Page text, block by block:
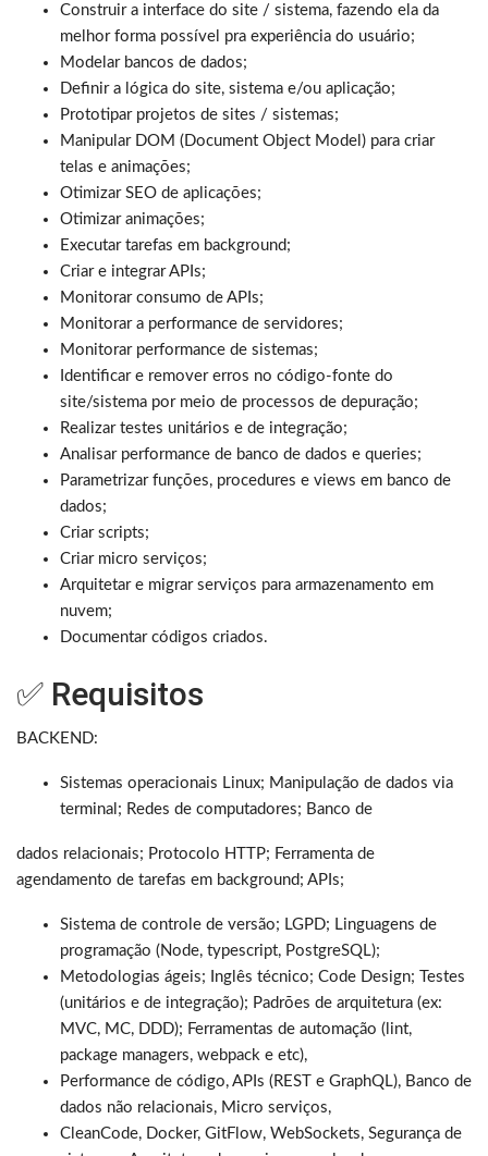
Construir a interface do site / sistema, fazendo ela da
melhor forma possível pra experiência do usuário;
Modelar bancos de dados;
Definir a lógica do site, sistema e/ou aplicação;
Prototipar projetos de sites / sistemas;
Manipular DOM (Document Object Model) para criar
telas e animações;
Otimizar SEO de aplicações;
Otimizar animações;
Executar tarefas em background;
Criar e integrar APIs;
Monitorar consumo de APIs;
Monitorar a performance de servidores;
Monitorar performance de sistemas;
Identificar e remover erros no código-fonte do
site/sistema por meio de processos de depuração;
Realizar testes unitários e de integração;
Analisar performance de banco de dados e queries;
Parametrizar funções, procedures e views em banco de
dados;
Criar scripts;
Criar micro serviços;
Arquitetar e migrar serviços para armazenamento em
nuvem;
Documentar códigos criados.
✅ Requisitos
BACKEND:
Sistemas operacionais Linux; Manipulação de dados via
terminal; Redes de computadores; Banco de
dados relacionais; Protocolo HTTP; Ferramenta de
agendamento de tarefas em background; APIs;
Sistema de controle de versão; LGPD; Linguagens de
programação (Node, typescript, PostgreSQL);
Metodologias ágeis; Inglês técnico; Code Design; Testes
(unitários e de integração); Padrões de arquitetura (ex:
MVC, MC, DDD); Ferramentas de automação (lint,
package managers, webpack e etc),
Performance de código, APIs (REST e GraphQL), Banco de
dados não relacionais, Micro serviços,
CleanCode, Docker, GitFlow, WebSockets, Segurança de